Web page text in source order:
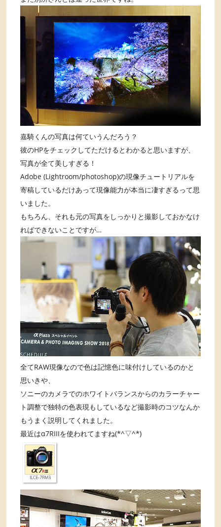
嘉騎くんの写真は何ていうんだろう？
彼のHPをチェックしてただけるとわかると思いますが、
写真が全て美しすぎる！
Adobe (Lightroom/photoshop)の現像チュートリアルを
寄稿しているだけあって現像能力が本当に凄すぎるって思
いました。
もちろん、それも元の写真をしっかりと撮影しておかなけ
ればできないことですが…
全てRAW現像なので色は記憶色に味付けしているのかと
思いきや、
ソニーのカメラでのホワイトバランスからのカラーチャー
ト調整で独特の色表現もしているなど撮影時のコツなんか
もうまく説明してくれました。
最近はα7RIIIを使われてますね(*^▽^*)